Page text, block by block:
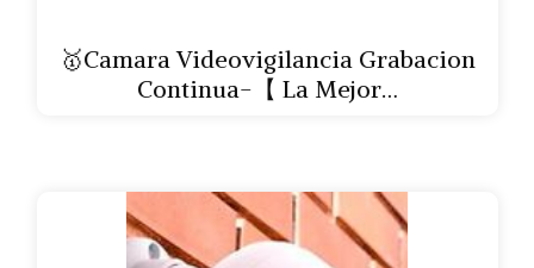
🥇Camara Videovigilancia Grabacion
Continua-【 La Mejor…